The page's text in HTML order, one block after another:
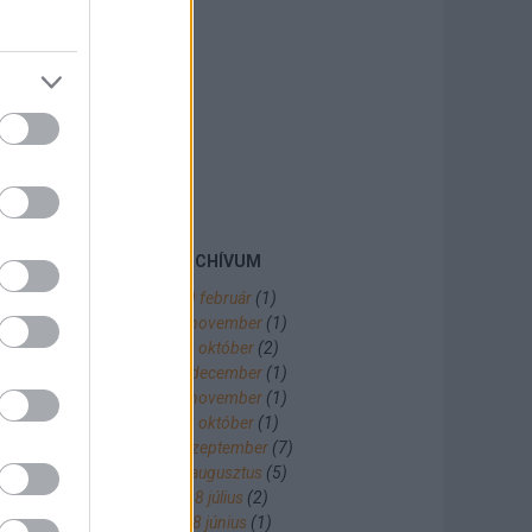
ARCHÍVUM
2020 február (1 )
2019 november (1 )
2019 október (2)
2018 december (1 )
2018 november (1 )
2018 október (1 )
2018 szeptember (7)
2018 augusztus (5)
2018 július (2)
2018 június (1 )